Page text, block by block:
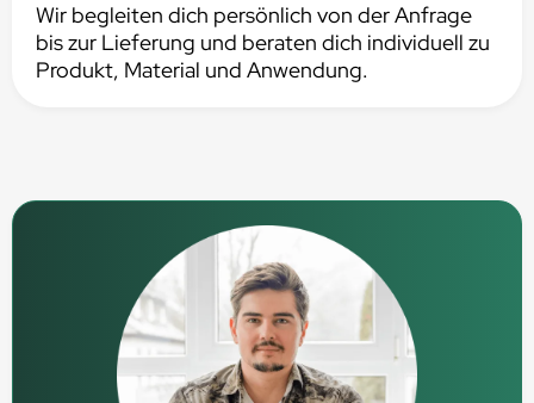
Wir begleiten dich persönlich von der Anfrage
bis zur Lieferung und beraten dich individuell zu
Produkt, Material und Anwendung.